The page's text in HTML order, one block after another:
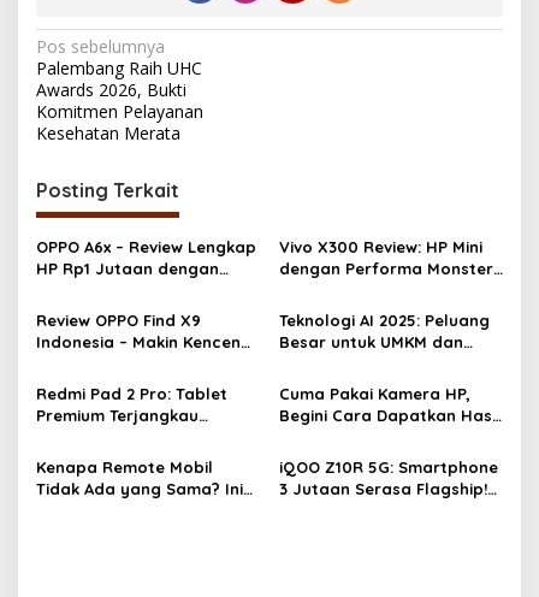
N
a
v
i
g
a
s
i
p
o
s
Pos sebelumnya
Palembang Raih UHC
Awards 2026, Bukti
Komitmen Pelayanan
Kesehatan Merata
Posting Terkait
OPPO A6x – Review Lengkap
HP Rp1 Jutaan dengan
120 Hz & Snapdragon 685
Vivo X300 Review: HP Mini
dengan Performa Monster
Review OPPO Find X9
Indonesia – Makin Kenceng,
OPPO yang Serius
Teknologi AI 2025: Peluang
Besar untuk UMKM dan
Redmi Pad 2 Pro: Tablet
Premium Terjangkau
Gen 4 dan Layar 12,1 Inci
120Hz
Cuma Pakai Kamera HP,
Begini Cara Dapatkan Hasil
Kenapa Remote Mobil
Tidak Ada yang Sama? Ini
iQOO Z10R 5G: Smartphone
3 Jutaan Serasa Flagship!